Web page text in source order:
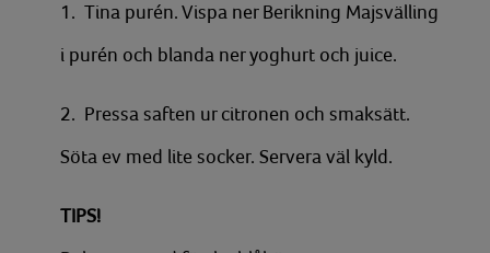
1. Tina purén. Vispa ner Berikning Majsvälling
i purén och blanda ner yoghurt och juice.
2. Pressa saften ur citronen och smaksätt.
Söta ev med lite socker. Servera väl kyld.
TIPS!